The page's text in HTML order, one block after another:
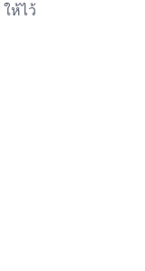
ให้ไว้